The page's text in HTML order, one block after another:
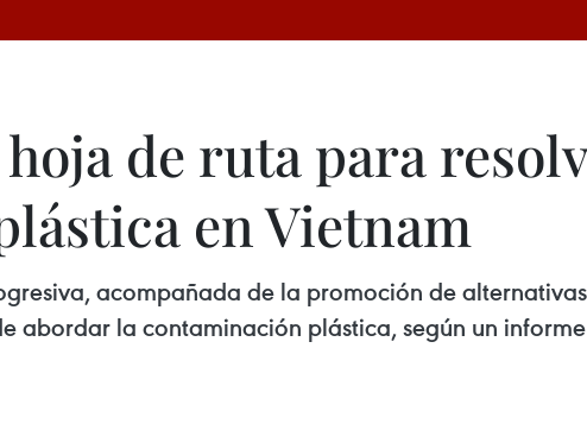
de ruta para
en Vietnam
acompañada de la promoción de
abordar la contaminación plástica, según un